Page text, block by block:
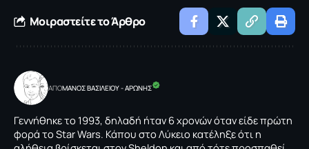
Μοιραστείτε το Άρθρο
ΑΠΟΜΑΝΟΣ ΒΑΣΙΛΕΙΟΥ - ΑΡΩΝΗΣ
Γεννήθηκε το 1993, δηλαδή ήταν 6 χρονών όταν είδε πρώτη
φορά το Star Wars. Κάπου στο Λύκειο κατέληξε ότι η